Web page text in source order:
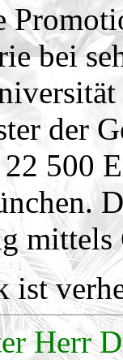
bei
der
500
mittels
ist
Herr